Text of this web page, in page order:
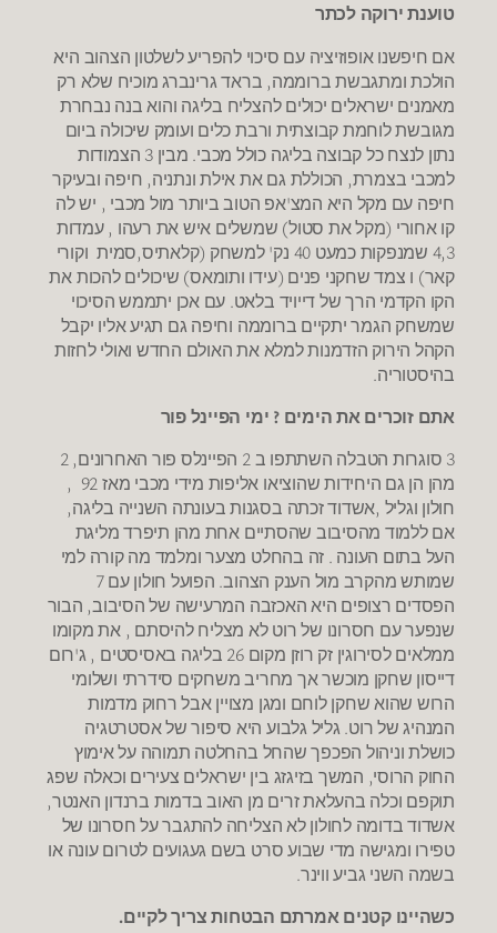
טוענת ירוקה לכתר
אם חיפשנו אופוזיציה עם סיכוי להפריע לשלטון הצהוב היא
הולכת ומתגבשת ברוממה, בראד גרינברג מוכיח שלא רק
מאמנים ישראלים יכולים להצליח בליגה והוא בנה נבחרת
מגובשת לוחמת קבוצתית ורבת כלים ועומק שיכולה ביום
נתון לנצח כל קבוצה בליגה כולל מכבי. מבין 3 הצמודות
למכבי בצמרת, הכוללת גם את אילת ונתניה, חיפה ובעיקר
חיפה עם מקל היא המצ'אפ הטוב ביותר מול מכבי , יש לה
קו אחורי (מקל את סטול) שמשלים איש את רעהו , עמדות
4,3 שמנפקות כמעט 40 נק' למשחק (קלאתיס,סמית וקורי
קאר) ו צמד שחקני פנים (עידו ותומאס) שיכולים להכות את
הקו הקדמי הרך של דייויד בלאט. עם אכן יתממש הסיכוי
שמשחק הגמר יתקיים ברוממה וחיפה גם תגיע אליו יקבל
הקהל הירוק הזדמנות למלא את האולם החדש ואולי לחזות
בהיסטוריה.
אתם זוכרים את הימים ? ימי הפיינל פור
3 סוגרות הטבלה השתתפו ב 2 הפיינלס פור האחרונים, 2
מהן הן גם היחידות שהוציאו אליפות מידי מכבי מאז 92 ,
חולון וגליל ,אשדוד זכתה בסגנות בעונתה השנייה בליגה,
אם ללמוד מהסיבוב שהסתיים אחת מהן תיפרד מליגת
העל בתום העונה . זה בהחלט מצער ומלמד מה קורה למי
שמותש מהקרב מול הענק הצהוב. הפועל חולון עם 7
הפסדים רצופים היא האכזבה המרעישה של הסיבוב, הבור
שנפער עם חסרונו של רוט לא מצליח להיסתם , את מקומו
ממלאים לסירוגין זק רוזן מקום 26 בליגה באסיסטים , ג'רום
דייסון שחקן מוכשר אך מחריב משחקים סידרתי ושלומי
הרוש שהוא שחקן לוחם ומגן מצויין אבל רחוק מדמות
המנהיג של רוט. גליל גלבוע היא סיפור של אסטרטגיה
כושלת וניהול הפכפך שהחל בהחלטה תמוהה על אימוץ
החוק הרוסי, המשך בזיגזג בין ישראלים צעירים וכאלה שפג
תוקפם וכלה בהעלאת זרים מן האוב בדמות ברנדון האנטר,
אשדוד בדומה לחולון לא הצליחה להתגבר על חסרונו של
טפירו ומגישה מדי שבוע סרט בשם געגועים לטרום עונה או
בשמה השני גביע ווינר.
כשהיינו קטנים אמרתם הבטחות צריך לקיים.